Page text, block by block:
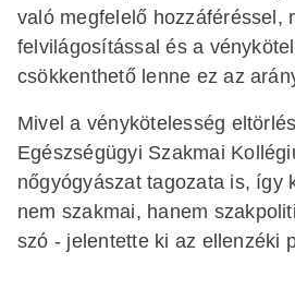
való megfelelő hozzáféréssel,
felvilágosítással és a
csökkenthető lenne ez az
Mivel a vénykötelesség
Egészségügyi Szakmai
nőgyógyászat tagozata is, így
nem szakmai, hanem
szó - jelentette ki az ellenzéki